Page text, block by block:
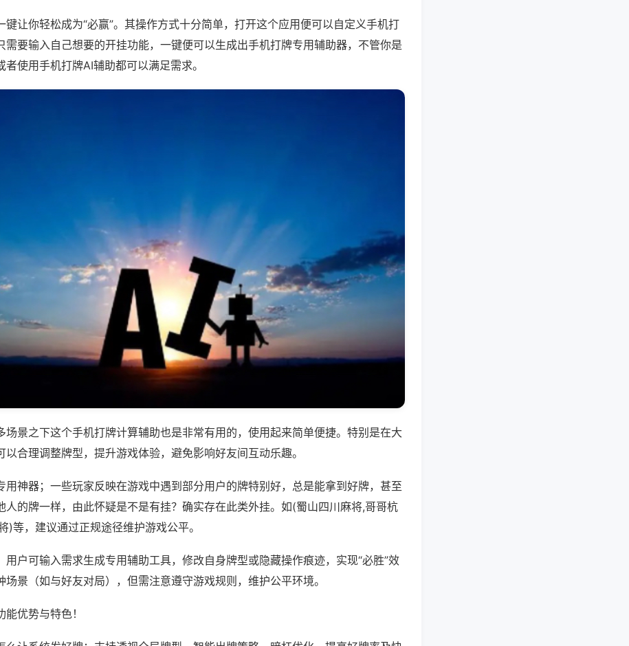
键让你轻松成为“必赢”。其操作方式十分简单，打开这个应用便可以自定义手机打
需要输入自己想要的开挂功能，一键便可以生成出手机打牌专用辅助器，不管你是
者使用手机打牌AI辅助都可以满足需求。
场景之下这个手机打牌计算辅助也是非常有用的，使用起来简单便捷。特别是在大
以合理调整牌型，提升游戏体验，避免影响好友间互动乐趣。
用神器；一些玩家反映在游戏中遇到部分用户的牌特别好，总是能拿到好牌，甚至
人的牌一样，由此怀疑是不是有挂？确实存在此类外挂。如(蜀山四川麻将,哥哥杭
)等，建议通过正规途径维护游戏公平。
用户可输入需求生成专用辅助工具，修改自身牌型或隐藏操作痕迹，实现“必胜”效
场景（如与好友对局），但需注意遵守游戏规则，维护公平环境。
优势与特色！